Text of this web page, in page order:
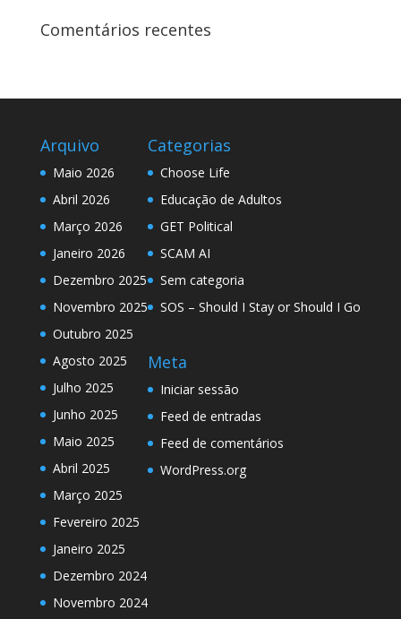
Comentários recentes
Arquivo
Maio 2026
Abril 2026
Março 2026
Janeiro 2026
Dezembro 2025
Novembro 2025
Outubro 2025
Agosto 2025
Julho 2025
Junho 2025
Maio 2025
Abril 2025
Março 2025
Fevereiro 2025
Janeiro 2025
Dezembro 2024
Novembro 2024
Categorias
Choose Life
Educação de Adultos
GET Political
SCAM AI
Sem categoria
SOS – Should I Stay or Should I Go
Meta
Iniciar sessão
Feed de entradas
Feed de comentários
WordPress.org